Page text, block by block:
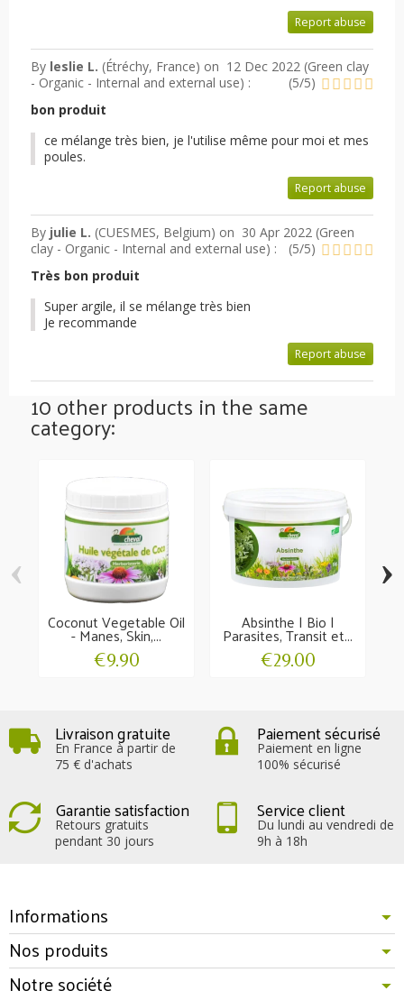
Report abuse
By leslie L. (Étréchy, France) on 12 Dec 2022 (Green clay
- Organic - Internal and external use) : (5/5)
bon produit
ce mélange très bien, je l'utilise même pour moi et mes
poules.
Report abuse
By julie L. (CUESMES, Belgium) on 30 Apr 2022 (Green
clay - Organic - Internal and external use) : (5/5)
Très bon produit
Super argile, il se mélange très bien
Je recommande
Report abuse
10 other products in the same
category:
Coconut Vegetable Oil
- Manes, Skin,...
€9.90
Absinthe | Bio |
Parasites, Transit et...
€29.00
‹ ›
Livraison gratuite
En France à partir de
75 € d'achats
Paiement sécurisé
Paiement en ligne
100% sécurisé
Garantie satisfaction
Retours gratuits
pendant 30 jours
Service client
Du lundi au vendredi de
9h à 18h
Informations
Nos produits
Notre société